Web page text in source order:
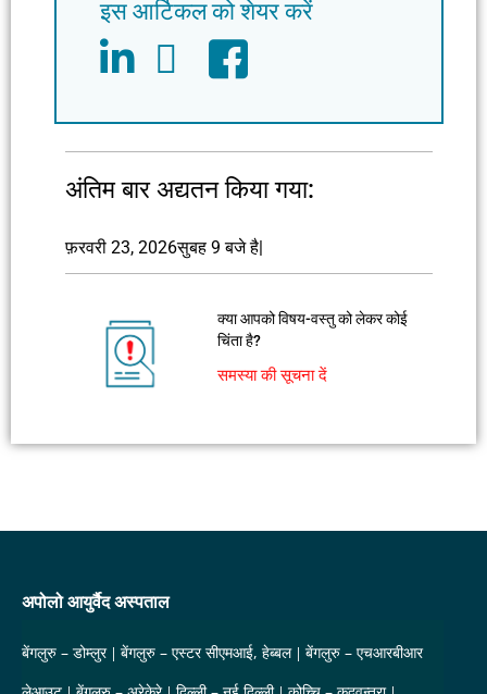
इस आर्टिकल को शेयर करें
अंतिम बार अद्यतन किया गया:
फ़रवरी 23, 2026सुबह 9 बजे है|
क्या आपको विषय-वस्तु को लेकर कोई
चिंता है?
समस्या की सूचना दें
अपोलो आयुर्वैद अस्पताल
बेंगलुरु – डोम्लुर बेंगलुरु – एस्टर सीएमआई, हेब्बल
बेंगलुरु – एचआरबीआर